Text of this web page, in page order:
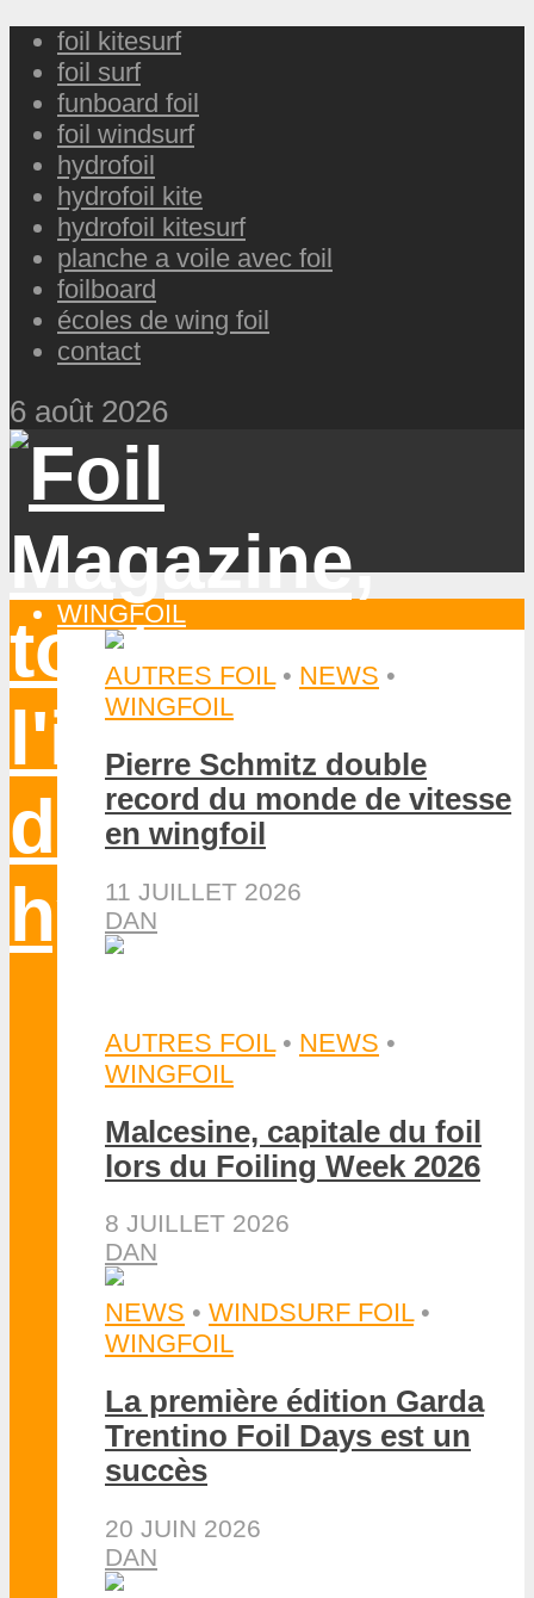
foil kitesurf
foil surf
funboard foil
foil windsurf
hydrofoil
hydrofoil kite
hydrofoil kitesurf
planche a voile avec foil
foilboard
écoles de wing foil
contact
6 août 2026
WINGFOIL
AUTRES FOIL • NEWS •
WINGFOIL
Pierre Schmitz double
record du monde de vitesse
en wingfoil
11 JUILLET 2026
DAN
AUTRES FOIL • NEWS •
WINGFOIL
Malcesine, capitale du foil
lors du Foiling Week 2026
8 JUILLET 2026
DAN
NEWS • WINDSURF FOIL •
WINGFOIL
La première édition Garda
Trentino Foil Days est un
succès
20 JUIN 2026
DAN